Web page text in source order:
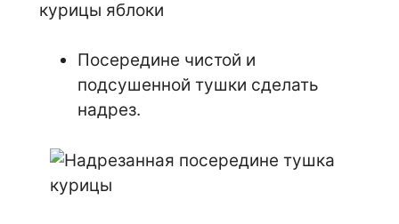
Посередине чистой и
подсушенной тушки сделать
надрез.